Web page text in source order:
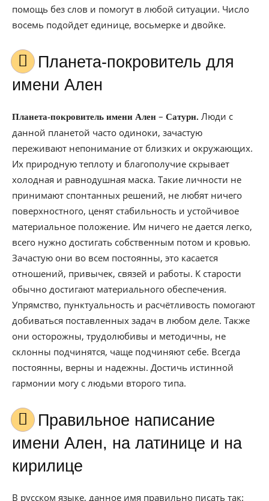
помощь без слов и помогут в любой ситуации. Число
восемь подойдет единице, восьмерке и двойке.
Планета-покровитель для
имени Ален
Планета-покровитель имени Ален – Сатурн. Люди с
данной планетой часто одиноки, зачастую
переживают непонимание от близких и окружающих.
Их природную теплоту и благополучие скрывает
холодная и равнодушная маска. Такие личности не
принимают спонтанных решений, не любят ничего
поверхностного, ценят стабильность и устойчивое
материальное положение. Им ничего не дается легко,
всего нужно достигать собственным потом и кровью.
Зачастую они во всем постоянны, это касается
отношений, привычек, связей и работы. К старости
обычно достигают материального обеспечения.
Упрямство, пунктуальность и расчётливость помогают
добиваться поставленных задач в любом деле. Также
они осторожны, трудолюбивы и методичны, не
склонны подчинятся, чаще подчиняют себе. Всегда
постоянны, верны и надежны. Достичь истинной
гармонии могу с людьми второго типа.
Правильное написание
имени Ален, на латинице и на
кирилице
В русском языке, данное имя правильно писать так: